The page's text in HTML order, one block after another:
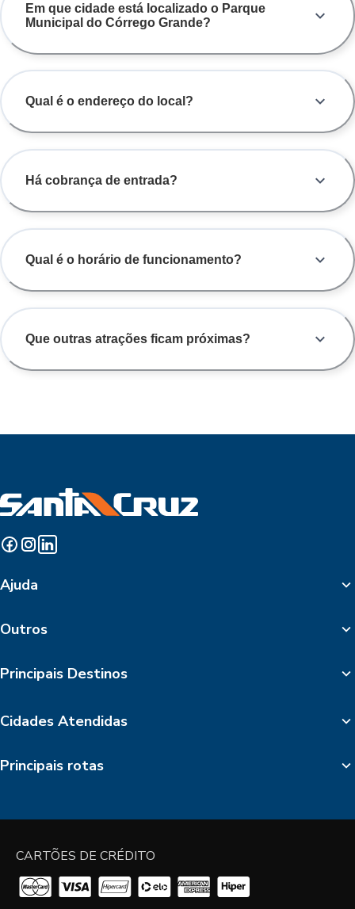
Em que cidade está localizado o Parque
Municipal do Córrego Grande?
Qual é o endereço do local?
Há cobrança de entrada?
Qual é o horário de funcionamento?
Que outras atrações ficam próximas?
Ajuda
Outros
Principais Destinos
Cidades Atendidas
Principais rotas
CARTÕES DE CRÉDITO